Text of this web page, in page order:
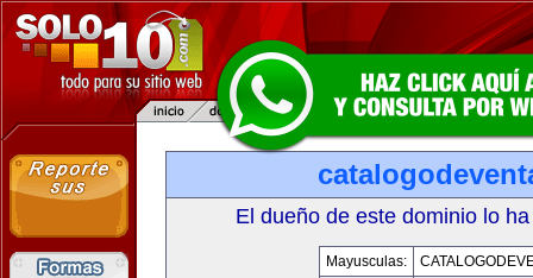
El dueño de este dominio lo
Mayusculas: